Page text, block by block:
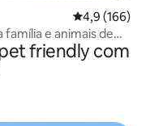
4,9 de uma
4,9 (166)
e animais de
friendly com